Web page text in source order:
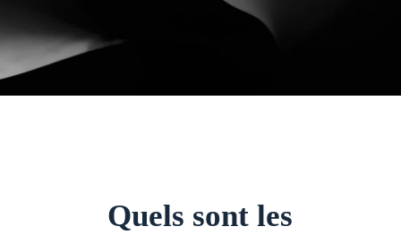
Quels sont les